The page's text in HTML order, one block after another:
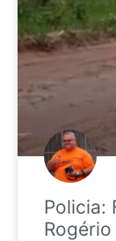
Policia: